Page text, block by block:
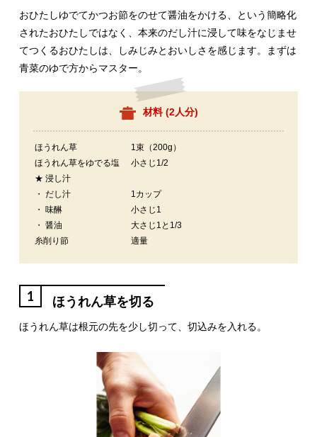
おひたしゆでてかつお節をのせて醤油をかける、という簡略化
されたおひたしではなく、本来のだし汁に浸して味をなじませ
てつくるおひたしは、しみじみとおいしさを感じます。まずは
青菜のゆで方からマスター。
材料 (2人分)
ほうれん草
1束（200g）
ほうれん草をゆでる塩
小さじ1/2
★ 浸し汁
・ だし汁
1カップ
・ 味醂
小さじ1
・ 醤油
大さじ1と1/3
糸削り節
適量
1 ほうれん草を切る
ほうれん草は根元の先を少し切って、切込みを入れる。